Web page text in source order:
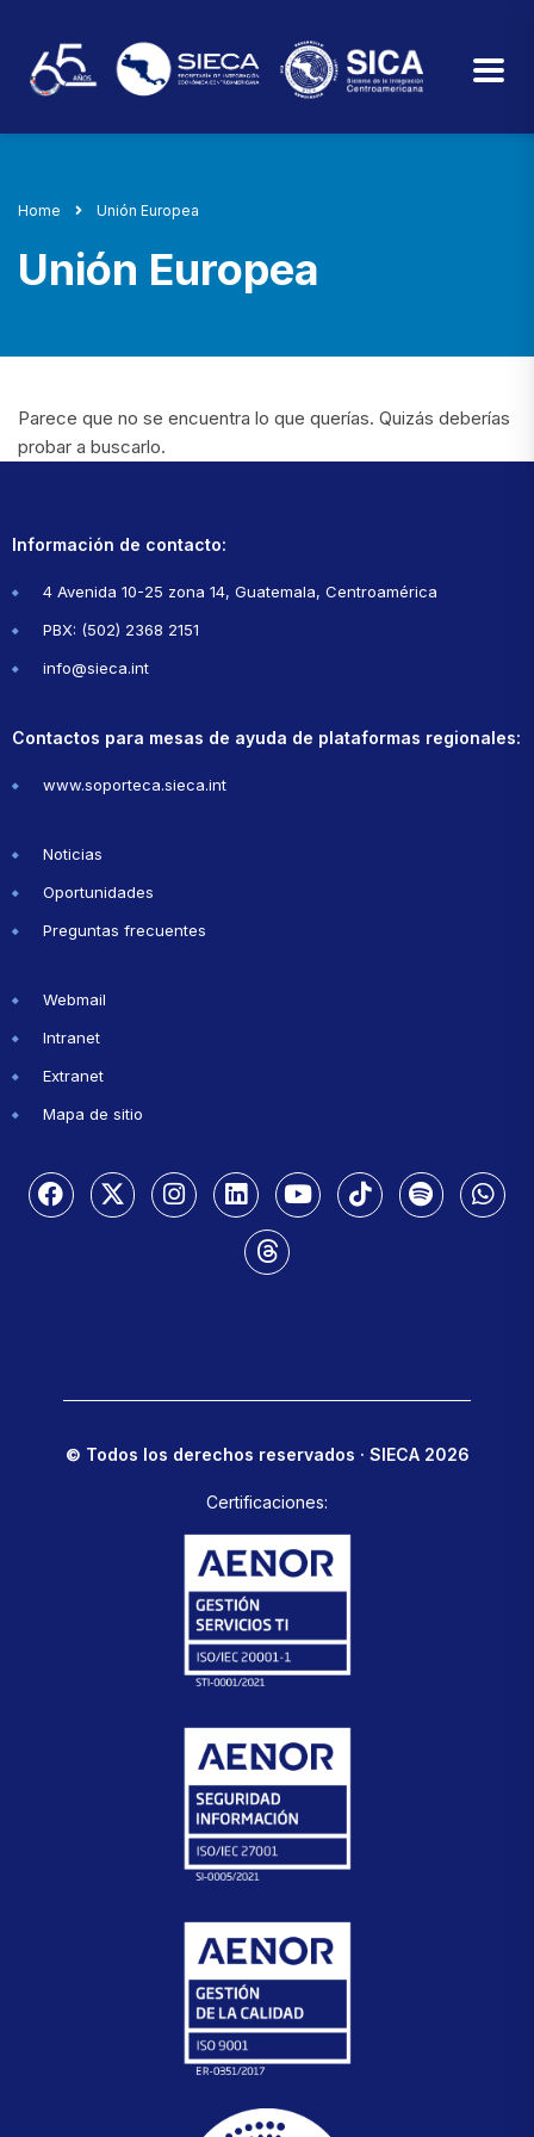
Home Unión Europea
Unión Europea
Parece que no se encuentra lo que querías. Quizás deberías
probar a buscarlo.
Información de contacto:
4 Avenida 10-25 zona 14, Guatemala, Centroamérica
PBX: (502) 2368 2151
info@sieca.int
Contactos para mesas de ayuda de plataformas regionales:
www.soporteca.sieca.int
Noticias
Oportunidades
Preguntas frecuentes
Webmail
Intranet
Extranet
Mapa de sitio
© Todos los derechos reservados · SIECA 2026
Certificaciones: